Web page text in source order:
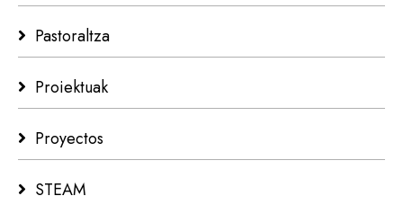
Pastoraltza
Proiektuak
Proyectos
STEAM